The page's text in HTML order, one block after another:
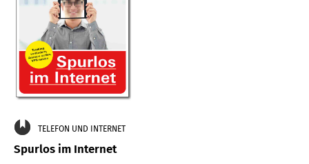
TELEFON UND INTERNET
Spurlos im Internet